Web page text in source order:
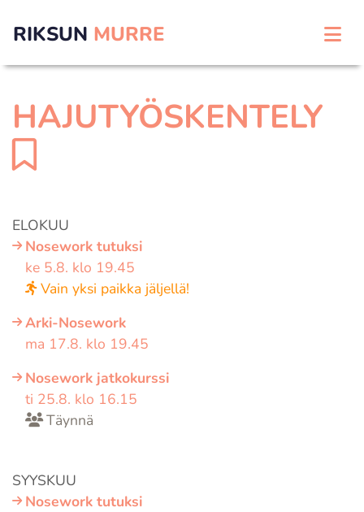
RIKSUN MURRE
HAJUTYÖSKENTELY
ELOKUU
Nosework tutuksi
ke 5.8. klo 19.45
Vain yksi paikka jäljellä!
Arki-Nosework
ma 17.8. klo 19.45
Nosework jatkokurssi
ti 25.8. klo 16.15
Täynnä
SYYSKUU
Nosework tutuksi